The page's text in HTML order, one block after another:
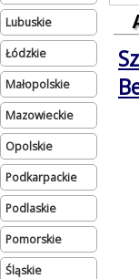
lubuskie
łódzkie
małopolskie
mazowieckie
opolskie
podkarpackie
podlaskie
pomorskie
śląskie